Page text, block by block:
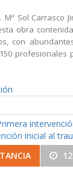
Sol Carrasco
obra
con
profesionales